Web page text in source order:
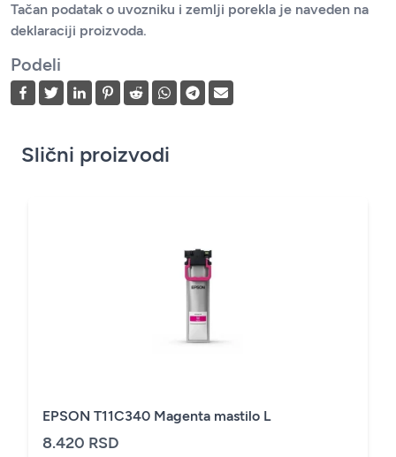
Tačan podatak o uvozniku i zemlji porekla je naveden na
deklaraciji proizvoda.
Podeli
Slični proizvodi
EPSON T11C340 Magenta mastilo L
8.420 RSD